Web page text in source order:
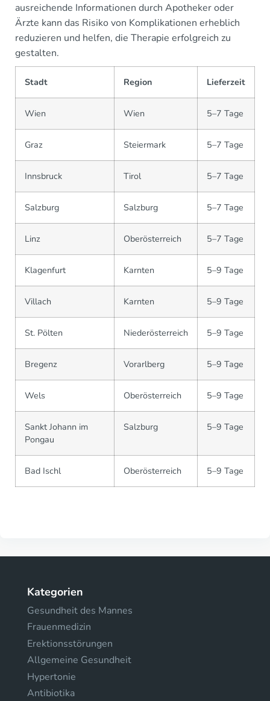
ausreichende Informationen durch Apotheker oder
Ärzte kann das Risiko von Komplikationen erheblich
reduzieren und helfen, die Therapie erfolgreich zu
gestalten.
Stadt Region Lieferzeit
Wien Wien 5–7 Tage
Graz Steiermark 5–7 Tage
Innsbruck Tirol 5–7 Tage
Salzburg Salzburg 5–7 Tage
Linz Oberösterreich 5–7 Tage
Klagenfurt Karnten 5–9 Tage
Villach Karnten 5–9 Tage
St. Pölten Niederösterreich 5–9 Tage
Bregenz Vorarlberg 5–9 Tage
Wels Oberösterreich 5–9 Tage
Sankt Johann im
Pongau
Salzburg 5–9 Tage
Bad Ischl Oberösterreich 5–9 Tage
Kategorien
Gesundheit des Mannes
Frauenmedizin
Erektionsstörungen
Allgemeine Gesundheit
Hypertonie
Antibiotika